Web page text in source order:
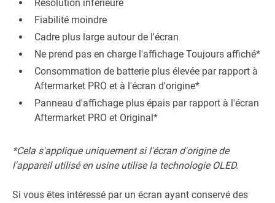
Résolution inférieure
Fiabilité moindre
Cadre plus large autour de l'écran
Ne prend pas en charge l'affichage Toujours affiché*
Consommation de batterie plus élevée par rapport à
Aftermarket PRO et à l'écran d'origine*
Panneau d'affichage plus épais par rapport à l'écran
Aftermarket PRO et Original*
*Cela s'applique uniquement si l'écran d'origine de
l'appareil utilisé en usine utilise la technologie OLED.
Si vous êtes intéressé par un écran ayant conservé des